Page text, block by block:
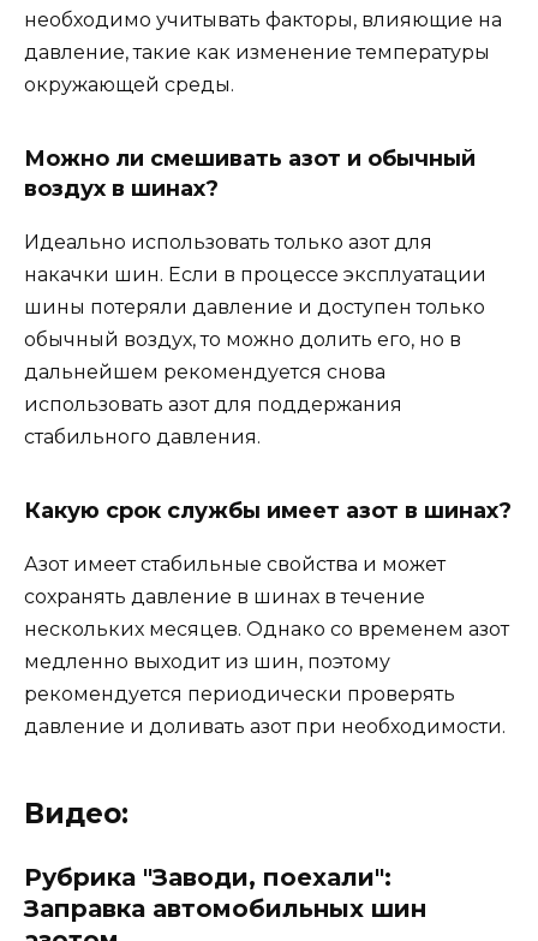
необходимо учитывать факторы, влияющие на
давление, такие как изменение температуры
окружающей среды.
Можно ли смешивать азот и обычный
воздух в шинах?
Идеально использовать только азот для
накачки шин. Если в процессе эксплуатации
шины потеряли давление и доступен только
обычный воздух, то можно долить его, но в
дальнейшем рекомендуется снова
использовать азот для поддержания
стабильного давления.
Какую срок службы имеет азот в шинах?
Азот имеет стабильные свойства и может
сохранять давление в шинах в течение
нескольких месяцев. Однако со временем азот
медленно выходит из шин, поэтому
рекомендуется периодически проверять
давление и доливать азот при необходимости.
Видео:
Рубрика "Заводи, поехали":
Заправка автомобильных шин